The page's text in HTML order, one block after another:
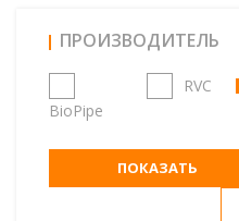
ПРОИЗВОДИТЕЛЬ
BioPipe
RVC
ПОКАЗАТЬ